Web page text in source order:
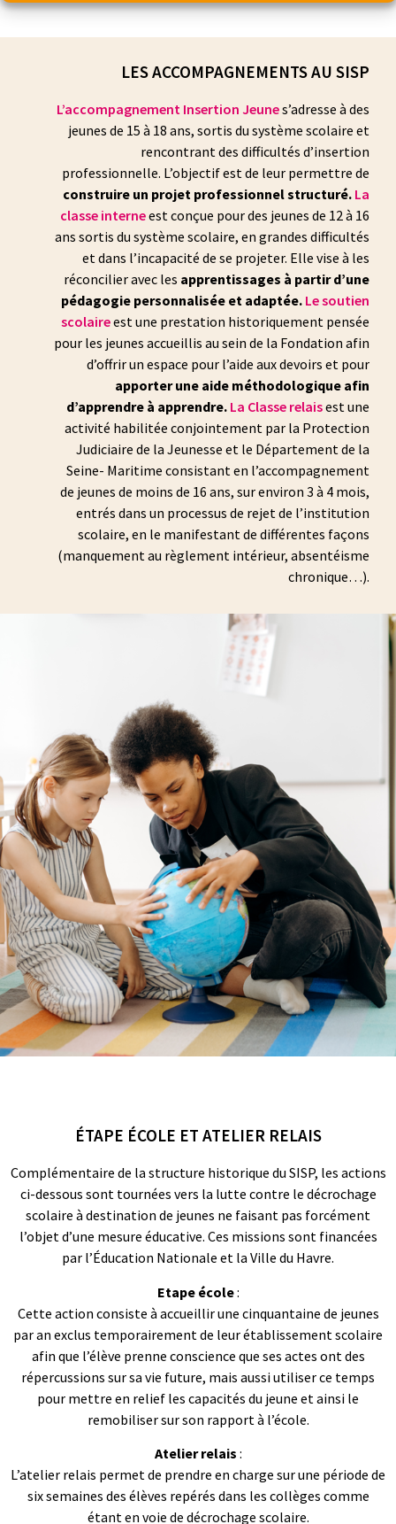
LES ACCOMPAGNEMENTS AU SISP
L’accompagnement Insertion Jeunes’adresse à des
jeunes de 15 à 18 ans, sortis du système scolaire et
rencontrant des difficultés d’insertion
professionnelle. L’objectif est de leur permettre de
construire un projet professionnel structuré. La
classe interneest conçue pour des jeunes de 12 à 16
ans sortis du système scolaire, en grandes difficultés
et dans l’incapacité de se projeter. Elle vise à les
réconcilier avec les apprentissages à partir d’une
pédagogie personnalisée et adaptée. Le soutien
scolaireest une prestation historiquement pensée
pour les jeunes accueillis au sein de la Fondation afin
d’offrir un espace pour l’aide aux devoirs et pour
apporter une aide méthodologique afin
d’apprendre à apprendre. La Classe relaisest une
activité habilitée conjointement par la Protection
Judiciaire de la Jeunesse et le Département de la
Seine- Maritime consistant en l’accompagnement
de jeunes de moins de 16 ans, sur environ 3 à 4 mois,
entrés dans un processus de rejet de l’institution
scolaire, en le manifestant de différentes façons
(manquement au règlement intérieur, absentéisme
chronique…).
ÉTAPE ÉCOLE ET ATELIER RELAIS
Complémentaire de la structure historique du SISP, les actions
ci-dessous sont tournées vers la lutte contre le décrochage
scolaire à destination de jeunes ne faisant pas forcément
l’objet d’une mesure éducative. Ces missions sont financées
par l’Éducation Nationale et la Ville du Havre.
Etape école:
Cette action consiste à accueillir une cinquantaine de jeunes
par an exclus temporairement de leur établissement scolaire
afin que l’élève prenne conscience que ses actes ont des
répercussions sur sa vie future, mais aussi utiliser ce temps
pour mettre en relief les capacités du jeune et ainsi le
remobiliser sur son rapport à l’école.
Atelier relais :
L’atelier relais permet de prendre en charge sur une période de
six semaines des élèves repérés dans les collèges comme
étant en voie de décrochage scolaire.